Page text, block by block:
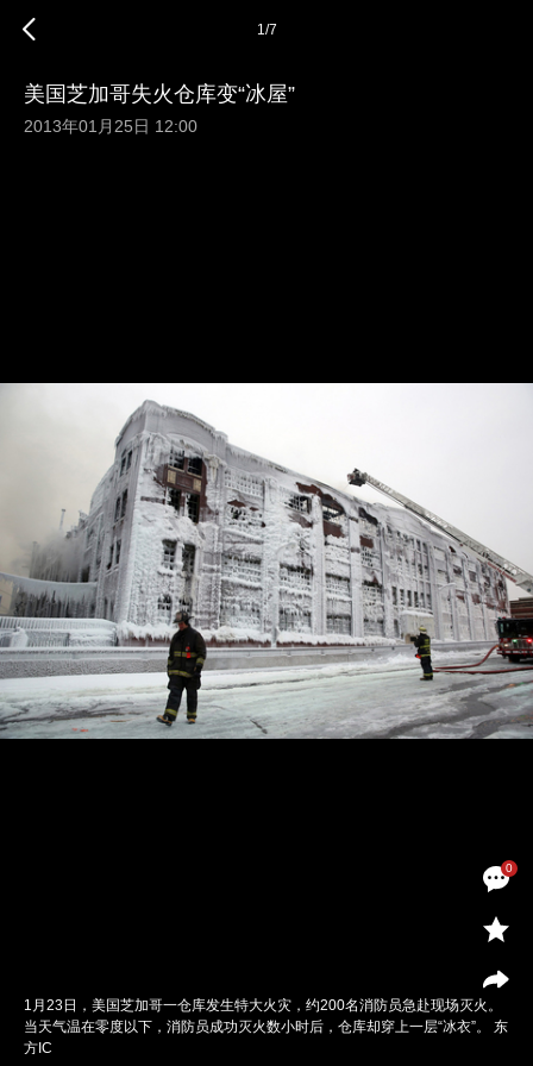
0
1/7
美国芝加哥失火仓库变“冰屋”
2013年01月25日 12:00
1月23日，美国芝加哥一仓库发生特大火灾，约200名消防员急赴现场灭火。
当天气温在零度以下，消防员成功灭火数小时后，仓库却穿上一层“冰衣”。 东
方IC